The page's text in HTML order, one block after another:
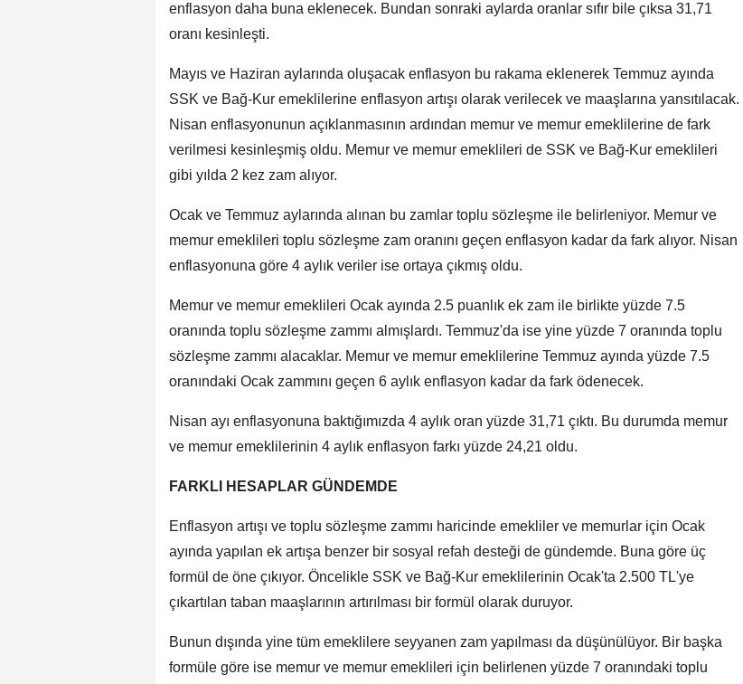
enflasyon daha buna eklenecek. Bundan sonraki aylarda oranlar sıfır bile çıksa 31,71
oranı kesinleşti.
Mayıs ve Haziran aylarında oluşacak enflasyon bu rakama eklenerek Temmuz ayında
SSK ve Bağ-Kur emeklilerine enflasyon artışı olarak verilecek ve maaşlarına yansıtılacak.
Nisan enflasyonunun açıklanmasının ardından memur ve memur emeklilerine de fark
verilmesi kesinleşmiş oldu. Memur ve memur emeklileri de SSK ve Bağ-Kur emeklileri
gibi yılda 2 kez zam alıyor.
Ocak ve Temmuz aylarında alınan bu zamlar toplu sözleşme ile belirleniyor. Memur ve
memur emeklileri toplu sözleşme zam oranını geçen enflasyon kadar da fark alıyor. Nisan
enflasyonuna göre 4 aylık veriler ise ortaya çıkmış oldu.
Memur ve memur emeklileri Ocak ayında 2.5 puanlık ek zam ile birlikte yüzde 7.5
oranında toplu sözleşme zammı almışlardı. Temmuz'da ise yine yüzde 7 oranında toplu
sözleşme zammı alacaklar. Memur ve memur emeklilerine Temmuz ayında yüzde 7.5
oranındaki Ocak zammını geçen 6 aylık enflasyon kadar da fark ödenecek.
Nisan ayı enflasyonuna baktığımızda 4 aylık oran yüzde 31,71 çıktı. Bu durumda memur
ve memur emeklilerinin 4 aylık enflasyon farkı yüzde 24,21 oldu.
FARKLI HESAPLAR GÜNDEMDE
Enflasyon artışı ve toplu sözleşme zammı haricinde emekliler ve memurlar için Ocak
ayında yapılan ek artışa benzer bir sosyal refah desteği de gündemde. Buna göre üç
formül de öne çıkıyor. Öncelikle SSK ve Bağ-Kur emeklilerinin Ocak'ta 2.500 TL'ye
çıkartılan taban maaşlarının artırılması bir formül olarak duruyor.
Bunun dışında yine tüm emeklilere seyyanen zam yapılması da düşünülüyor. Bir başka
formüle göre ise memur ve memur emeklileri için belirlenen yüzde 7 oranındaki toplu